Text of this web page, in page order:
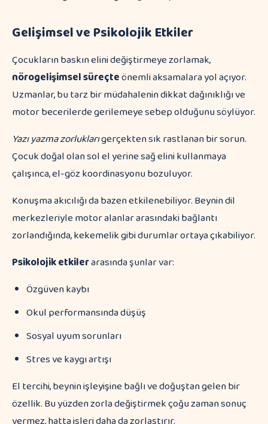
Gelişimsel ve Psikolojik Etkiler
Çocukların baskın elini değiştirmeye zorlamak,
nörogelişimsel süreçteönemli aksamalara yol açıyor.
Uzmanlar, bu tarz bir müdahalenin dikkat dağınıklığı ve
motor becerilerde gerilemeye sebep olduğunu söylüyor.
Yazı yazma zorluklarıgerçekten sık rastlanan bir sorun.
Çocuk doğal olan sol el yerine sağ elini kullanmaya
çalışınca, el-göz koordinasyonu bozuluyor.
Konuşma akıcılığı da bazen etkilenebiliyor. Beynin dil
merkezleriyle motor alanlar arasındaki bağlantı
zorlandığında, kekemelik gibi durumlar ortaya çıkabiliyor.
Psikolojik etkilerarasında şunlar var:
Özgüven kaybı
Okul performansında düşüş
Sosyal uyum sorunları
Stres ve kaygı artışı
El tercihi, beynin işleyişine bağlı ve doğuştan gelen bir
özellik. Bu yüzden zorla değiştirmek çoğu zaman sonuç